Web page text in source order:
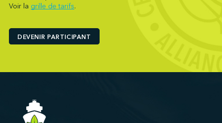
PNCT
Ports America (Baton Rouge)
Ports America (Bayport)
Ports America (Charleston)
Ports America (Freeport)
Ports America (Galveston)
Voir la grille de tarifs.
DEVENIR PARTICIPANT